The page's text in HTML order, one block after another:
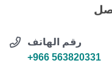
رقم الهاتف
+966 563820331